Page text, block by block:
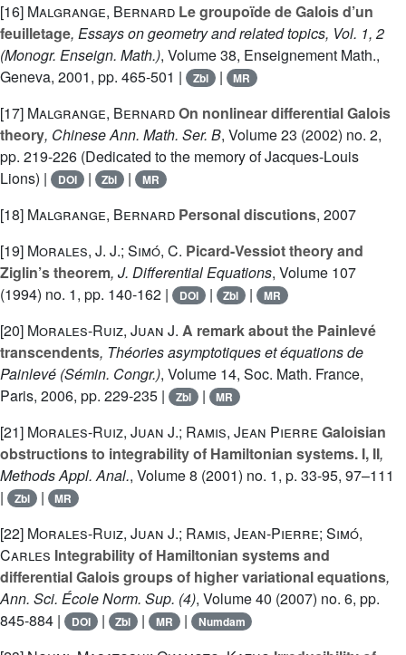
[16] Malgrange, Bernard Le groupoïde de Galois d’un
feuilletage, Essays on geometry and related topics, Vol. 1, 2
(Monogr. Enseign. Math.), Volume 38, Enseignement Math.,
Geneva, 2001, pp. 465-501 |
Zbl | MR
[17] Malgrange, BernardOn nonlinear differential Galois
theory, Chinese Ann. Math. Ser. B, Volume 23 (2002) no. 2,
pp. 219-226 (Dedicated to the memory of Jacques-Louis
Lions) |
DOI | Zbl | MR
[18] Malgrange, Bernard Personal discutions, 2007
[19] Morales, J. J.; Simó, C. Picard-Vessiot theory and
Ziglin’s theorem, J. Differential Equations, Volume 107
(1994) no. 1, pp. 140-162 |
DOI | Zbl | MR
[20] Morales-Ruiz, Juan J. A remark about the Painlevé
transcendents, Théories asymptotiques et équations de
Painlevé (Sémin. Congr.), Volume 14, Soc. Math. France,
Paris, 2006, pp. 229-235 |
Zbl | MR
[21] Morales-Ruiz, Juan J.; Ramis, Jean Pierre Galoisian
obstructions to integrability of Hamiltonian systems. I, II,
Methods Appl. Anal., Volume 8 (2001) no. 1, p. 33-95, 97–111
|
Zbl | MR
[22] Morales-Ruiz, Juan J.; Ramis, Jean-Pierre; Simó,
Carles Integrability of Hamiltonian systems and
differential Galois groups of higher variational equations,
Ann. Sci. École Norm. Sup. (4), Volume 40 (2007) no. 6, pp.
845-884 |
DOI | Zbl | MR | Numdam